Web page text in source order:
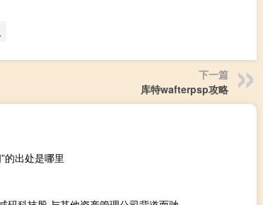
下一篇
库特wafterpsp攻略
的出处是哪里